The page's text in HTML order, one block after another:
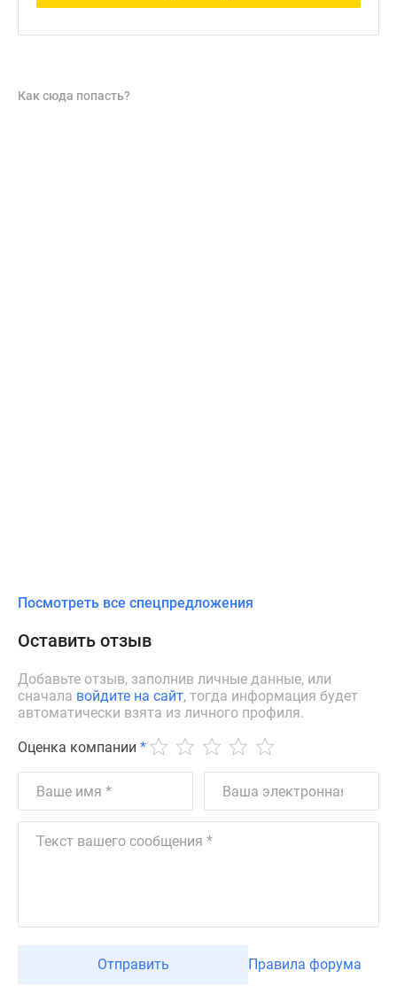
Как сюда попасть?
Посмотреть все спецпредложения
Оставить отзыв
Добавьте отзыв, заполнив личные данные, или
сначала войдите на сайт, тогда информация будет
автоматически взята из личного профиля.
Оценка компании *
Отправить Правила форума